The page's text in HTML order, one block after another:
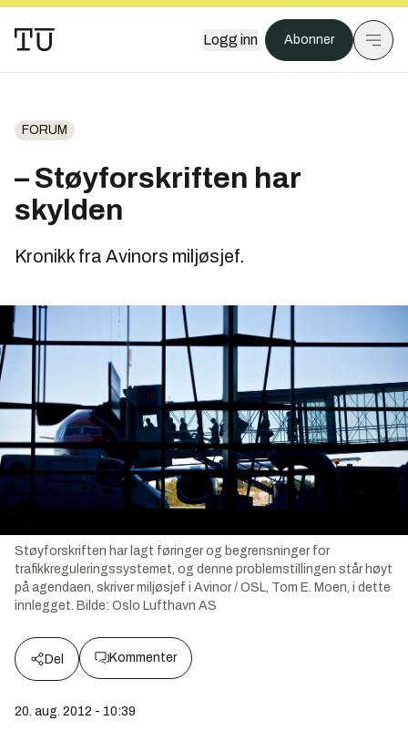
Logg inn Abonner
FORUM
– Støyforskriften har
skylden
Kronikk fra Avinors miljøsjef.
Støyforskriften har lagt føringer og begrensninger for
trafikkreguleringssystemet, og denne problemstillingen står høyt
på agendaen, skriver miljøsjef i Avinor / OSL, Tom E. Moen, i dette
innlegget. Bilde: Oslo Lufthavn AS
Del Kommenter
20. aug. 2012 - 10:39